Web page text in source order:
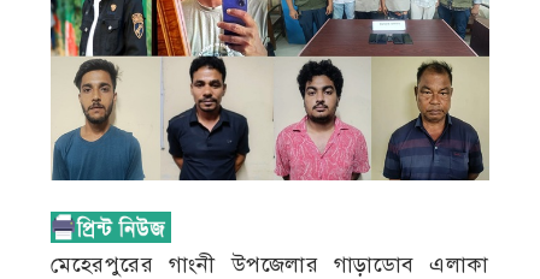
মেহেরপুরের গাংনী উপজেলার গাড়াডোব এলাকা